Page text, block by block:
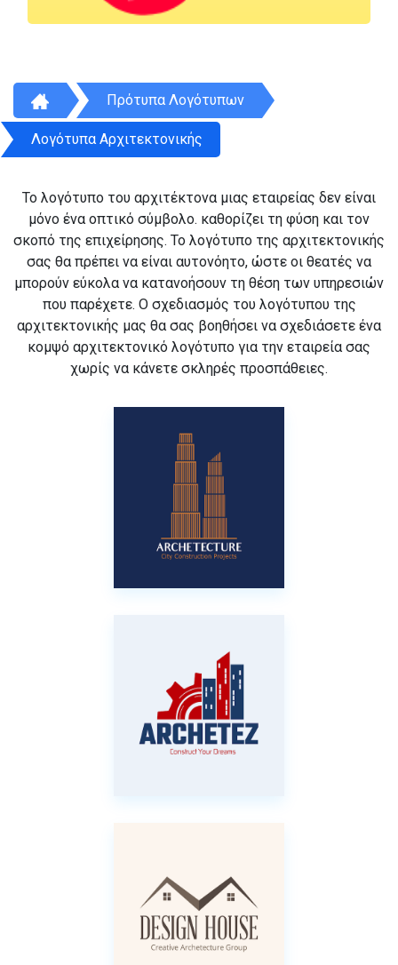
Πρότυπα Λογότυπων
Λογότυπα Αρχιτεκτονικής
Το λογότυπο του αρχιτέκτονα μιας εταιρείας δεν είναι
μόνο ένα οπτικό σύμβολο. καθορίζει τη φύση και τον
σκοπό της επιχείρησης. Το λογότυπο της αρχιτεκτονικής
σας θα πρέπει να είναι αυτονόητο, ώστε οι θεατές να
μπορούν εύκολα να κατανοήσουν τη θέση των υπηρεσιών
που παρέχετε. Ο σχεδιασμός του λογότυπου της
αρχιτεκτονικής μας θα σας βοηθήσει να σχεδιάσετε ένα
κομψό αρχιτεκτονικό λογότυπο για την εταιρεία σας
χωρίς να κάνετε σκληρές προσπάθειες.